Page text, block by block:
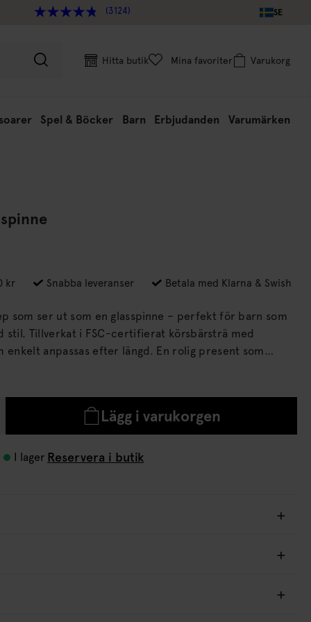
(3124) SE
Hitta butik Mina favoriter Varukorg
Spel & Böcker Barn Erbjudanden Varumärken
kr Snabba leveranser Betala med Klarna & Swish
som ser ut som en glasspinne – perfekt för barn som
med
efter längd. En rolig present som
lek och rörelseglädje.
Lägg i varukorgen
I lager Reservera i butik